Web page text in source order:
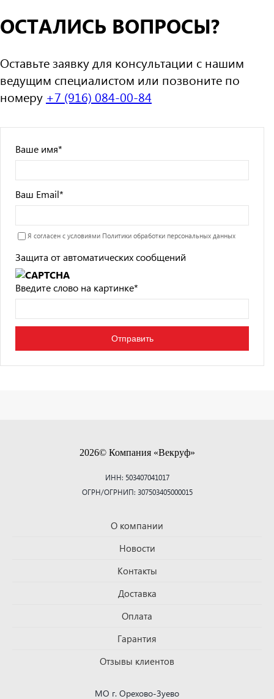
ОСТАЛИСЬ ВОПРОСЫ?
Оставьте заявку для консультации с нашим
ведущим специалистом или позвоните по
номеру +7 (916) 084-00-84
Ваше имя*
Ваш Email*
Я согласен с условиями Политики обработки персональных данных
Защита от автоматических сообщений
Введите слово на картинке*
2026© Компания «Векруф»
ИНН: 503407041017
ОГРН/ОГРНИП: 307503405000015
О компании
Новости
Контакты
Доставка
Оплата
Гарантия
Отзывы клиентов
МО г. Орехово-Зуево